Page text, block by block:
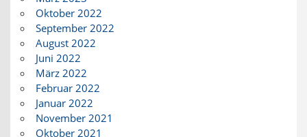
Oktober 2022
September 2022
August 2022
Juni 2022
März 2022
Februar 2022
Januar 2022
November 2021
Oktober 2021